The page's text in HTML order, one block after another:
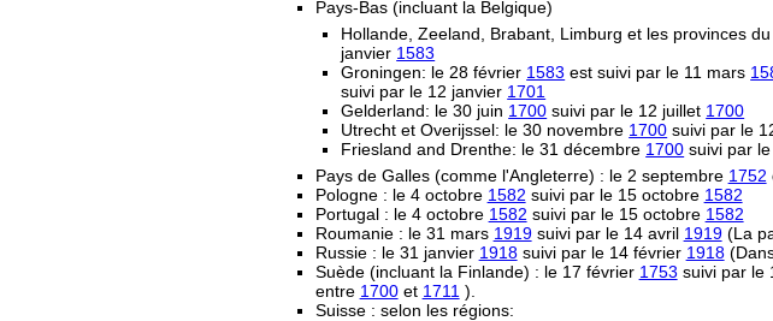
Pays-Bas (incluant la Belgique)
Hollande, Zeeland, Brabant, Limburg et les provinces
janvier 1583
Groningen: le 28 février 1583 est suivi par le 11 mars
suivi par le 12 janvier 1701
Gelderland: le 30 juin 1700 suivi par le 12 juillet 1700
Utrecht et Overijssel: le 30 novembre 1700 suivi par le
Friesland and Drenthe: le 31 décembre 1700 suivi par
Pays de Galles (comme l'Angleterre) : le 2 septembre 1752
Pologne : le 4 octobre 1582 suivi par le 15 octobre 1582
Portugal : le 4 octobre 1582 suivi par le 15 octobre 1582
Roumanie : le 31 mars 1919suivi par le 14 avril 1919(La
Russie : le 31 janvier 1918suivi par le 14 février 1918
Suède (incluant la Finlande) : le 17 février 1753 suivi par le
entre 1700et 1711 ).
Suisse : selon les régions: